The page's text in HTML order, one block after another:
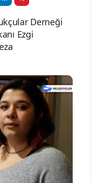
Derneği
Ezgi